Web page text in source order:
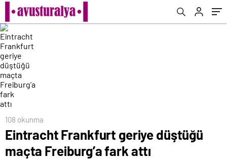
108 okunma
Eintracht Frankfurt geriye düştüğü
maçta Freiburg’a fark attı